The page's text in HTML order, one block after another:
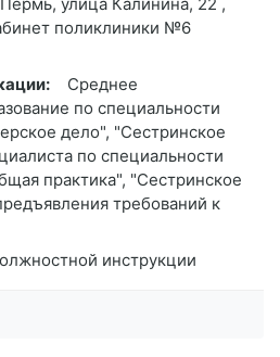
улица Калинина, 22 ,
поликлиники №6
Среднее
по специальности
дело", "Сестринское
по специальности
практика", "Сестринское
требований к
инструкции